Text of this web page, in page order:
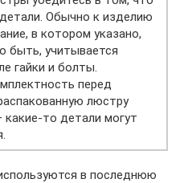
Обычно к изделию
в котором указано,
быть, учитывается
гайки и болты.
перед
люстру
какие-то детали могут
в последнюю